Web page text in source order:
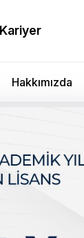
Kariyer
Hakkımızda